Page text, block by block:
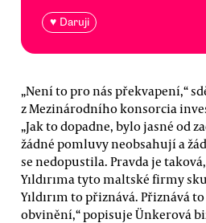
♥ Daruji
„Není to pro nás překvapení,“
z Mezinárodního konsorcia
„Jak to dopadne, bylo jasné od
žádné pomluvy neobsahují a
se nedopustila. Pravda je
Yıldırıma tyto maltské firmy
Yıldırım to přiznává. Přiznává
obvinění,“ popisuje Ünkerová